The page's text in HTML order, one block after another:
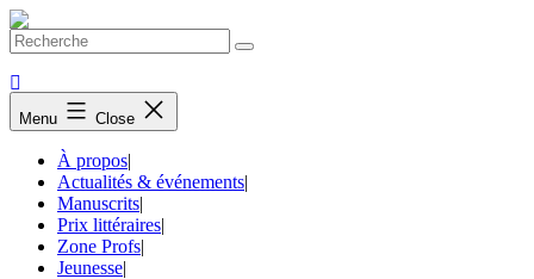
Skip
to
Menu Close
À propos|
Actualités & événements|
Manuscrits|
Prix littéraires|
Zone Profs|
Jeunesse|